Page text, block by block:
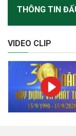
THÔNG TIN
VIDEO CLIP